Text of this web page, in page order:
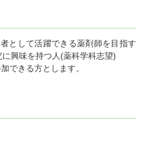
として活躍できる薬剤師を目指す
興味を持つ人(薬科学科志望)
できる方とします。